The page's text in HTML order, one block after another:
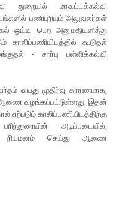
துறையில் மாவட்டக்கல்வி
பணிபுரியும் அலுவலர்கள்
ஓய்வு பெற அனுமதியளித்து
கூடுதல்
- சார்பு பள்ளிக்கல்வி
வயது முதிர்வு காரணமாக,
ஆணை வழங்கப்பட்டுள்ளது. இதன்
காலிப்பணியிடத்திற்கு
அடிப்படையில்,
நியமனம் செய்து ஆணை